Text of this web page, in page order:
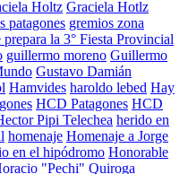
Holtz Graciela Hotlz
patagones gremios zona
la 3° Fiesta Provincial
guillermo moreno Guillermo
Gustavo Damián
Hamvides haroldo lebed Hay
HCD Patagones HCD
Pipi Telechea herido en
homenaje Homenaje a Jorge
en el hipódromo Honorable
"Pechi" Quiroga